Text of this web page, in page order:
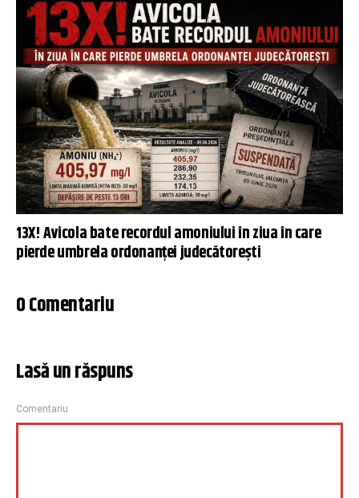
13X! Avicola bate recordul amoniului în ziua în care
pierde umbrela ordonanței judecătorești
0 Comentariu
Lasă un răspuns
Comentariu